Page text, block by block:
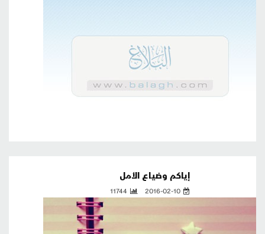
إياكم وضياع الأمل
2016-02-10
11744